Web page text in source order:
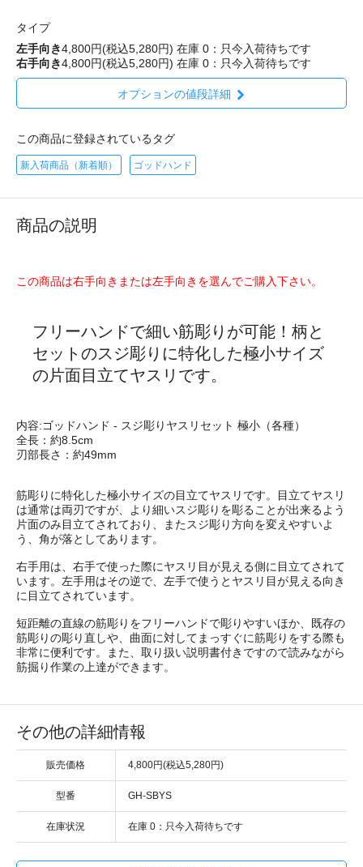
タイプ
左手向き4,800円(税込5,280円) 在庫 0：只今入荷待ちです
右手向き4,800円(税込5,280円) 在庫 0：只今入荷待ちです
オプションの値段詳細
この商品に登録されているタグ
新入荷商品（新着順） ゴッドハンド
商品の説明
この商品は右手向きまたは左手向きを選んでご購入下さい。
フリーハンドで細い筋彫りが可能！柄と
セットのスジ彫りに特化した極小サイズ
の片面目立てヤスリです。
内容:ゴッドハンド - スジ彫りヤスリセット 極小（各種）
全長：約8.5cm
刃部長さ：約49mm
筋彫りに特化した極小サイズの目立てヤスリです。目立てヤスリ
は通常は両刃ですが、より細いスジ彫りを彫ることが出来るよう
片面のみ目立てされており、またスジ彫り方向を変えやすいよ
う、角が落としてあります。
右手用は、右手で使った際にヤスリ目が見える側に目立てされて
います。左手用はその逆で、左手で使うとヤスリ目が見える向き
に目立てされています。
短距離の直線の筋彫りをフリーハンドで彫りやすいほか、既存の
筋彫りの彫り直しや、曲面に対してまっすぐに筋彫りをする際も
非常に便利です。また、取り扱い説明書付きですので読みながら
筋掘り作業の上達ができます。
その他の詳細情報
販売価格 4,800円(税込5,280円)
型番 GH-SBYS
在庫状況 在庫 0：只今入荷待ちです